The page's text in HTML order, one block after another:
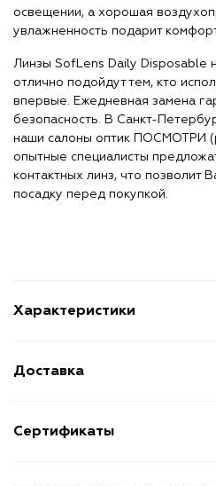
освещении, а хорошая
увлажненность подарит
Линзы SofLens Daily Disposable
отлично подойдут тем, кто
впервые. Ежедневная замена
безопасность. В Санкт-
наши салоны оптик ПОСМОТРИ
опытные специалисты
контактных линз, что позволит
посадку перед покупкой.
Характеристики
Доставка
Сертификаты